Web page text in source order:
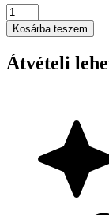
Kimood
-
SEMIRIGID
PETANQUE
BOULE
Kosárba teszem
Átvételi